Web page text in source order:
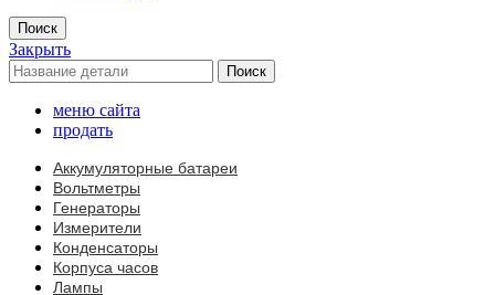
Поиск
Закрыть
Поиск
меню сайта
продать
Аккумуляторные батареи
Вольтметры
Генераторы
Измерители
Конденсаторы
Корпуса часов
Лампы